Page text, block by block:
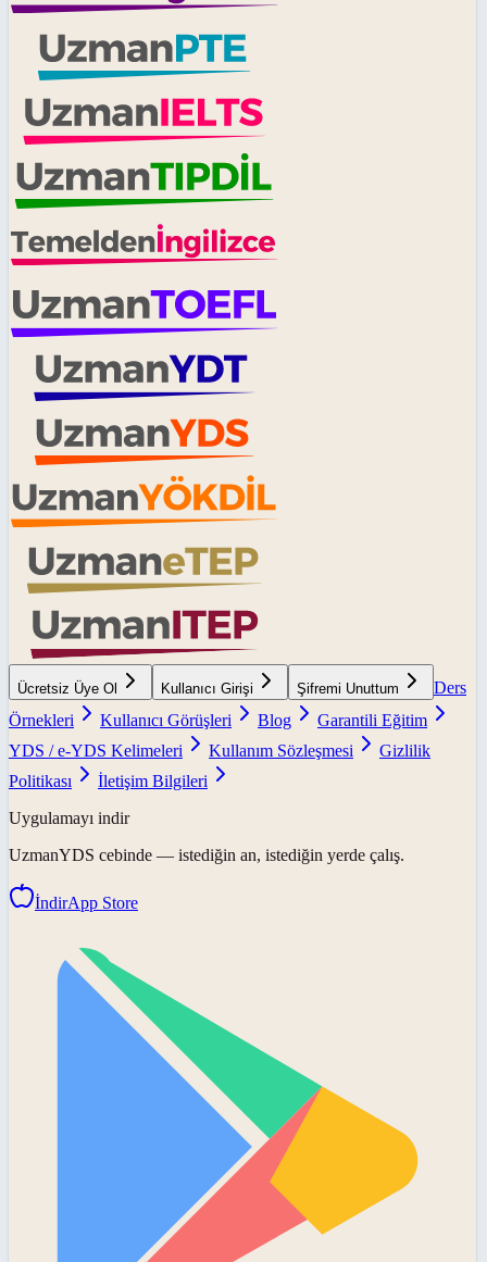
Ücretsiz Üye Ol Kullanıcı Girişi Şifremi Unuttum
Ders
Örnekleri
Kullanıcı Görüşleri Blog
Garantili Eğitim
YDS / e-YDS Kelimeleri
Kullanım Sözleşmesi
Gizlilik
Politikası
İletişim Bilgileri
Uygulamayı indir
UzmanYDS cebinde — istediğin an, istediğin yerde çalış.
İndirApp Store